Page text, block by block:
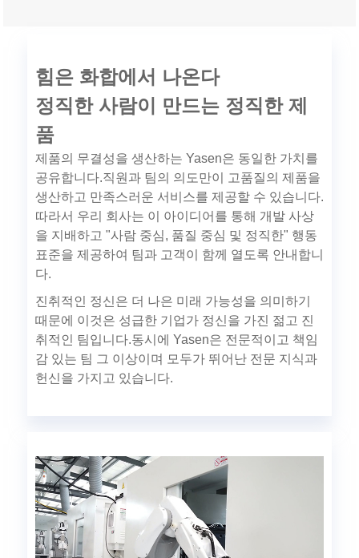
힘은 화합에서 나온다
정직한 사람이 만드는 정직한 제
품
제품의 무결성을 생산하는 Yasen은 동일한 가치를
공유합니다.직원과 팀의 의도만이 고품질의 제품을
생산하고 만족스러운 서비스를 제공할 수 있습니다.
따라서 우리 회사는 이 아이디어를 통해 개발 사상
을 지배하고 "사람 중심, 품질 중심 및 정직한" 행동
표준을 제공하여 팀과 고객이 함께 열도록 안내합니
다.
진취적인 정신은 더 나은 미래 가능성을 의미하기
때문에 이것은 성급한 기업가 정신을 가진 젊고 진
취적인 팀입니다.동시에 Yasen은 전문적이고 책임
감 있는 팀 그 이상이며 모두가 뛰어난 전문 지식과
헌신을 가지고 있습니다.